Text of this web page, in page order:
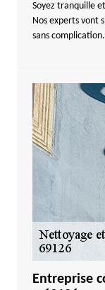
Soyez tranquille
Nos experts vont
sans complication.
Entreprise